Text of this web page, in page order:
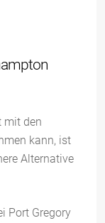
mit den
kann, ist
Alternative
Port Gregory